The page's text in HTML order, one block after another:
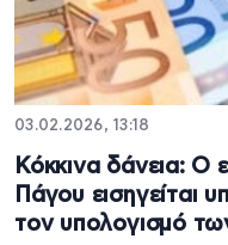
03.02.2026, 13:18
Κόκκινα δάνεια: Ο
Πάγου εισηγείται
τον υπολογισμό